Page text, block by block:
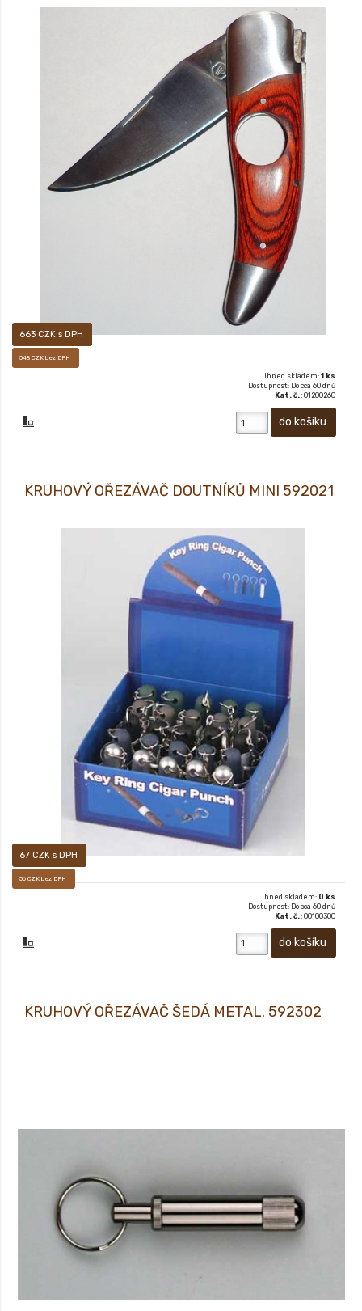
663 CZK s DPH
548 CZK bez DPH
Ořezávač doutníků
Ihned skladem:1 ks
Dostupnost: Do cca 60 dnů
Kat. č.: 01200260
67 CZK s DPH
56 CZK bez DPH
KRUHOVÝ OŘEZÁVAČ DOUTNÍKŮ MINI 592021
Ihned skladem: 0 ks
Dostupnost: Do cca 60 dnů
Kat. č.: 00100300
KRUHOVÝ OŘEZÁVAČ ŠEDÁ METAL. 592302